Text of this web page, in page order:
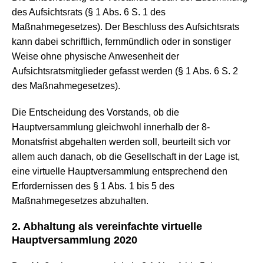
des Aufsichtsrats (§ 1 Abs. 6 S. 1 des
Maßnahmegesetzes). Der Beschluss des Aufsichtsrats
kann dabei schriftlich, fernmündlich oder in sonstiger
Weise ohne physische Anwesenheit der
Aufsichtsratsmitglieder gefasst werden (§ 1 Abs. 6 S. 2
des Maßnahmegesetzes).
Die Entscheidung des Vorstands, ob die
Hauptversammlung gleichwohl innerhalb der 8-
Monatsfrist abgehalten werden soll, beurteilt sich vor
allem auch danach, ob die Gesellschaft in der Lage ist,
eine virtuelle Hauptversammlung entsprechend den
Erfordernissen des § 1 Abs. 1 bis 5 des
Maßnahmegesetzes abzuhalten.
2. Abhaltung als vereinfachte virtuelle
Hauptversammlung 2020